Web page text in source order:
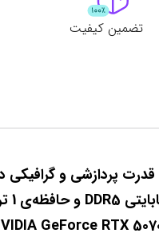
تضمین کیفیت